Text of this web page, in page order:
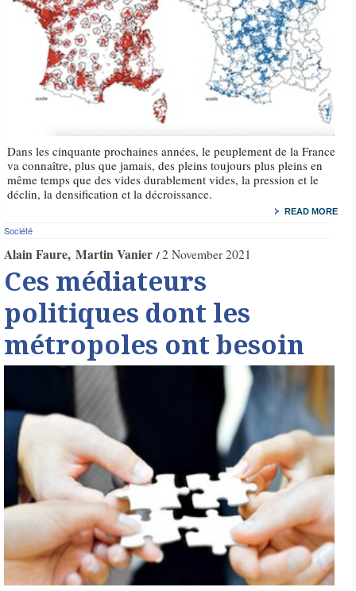
Dans les cinquante prochaines années, le peuplement de la France
va connaître, plus que jamais, des pleins toujours plus pleins en
même temps que des vides durablement vides, la pression et le
déclin, la densification et la décroissance.
READ MORE
Société
Alain Faure Martin Vanier 2 November 2021
Ces médiateurs
politiques dont les
métropoles ont besoin